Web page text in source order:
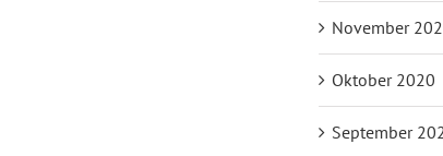
November
Oktober 2020
September